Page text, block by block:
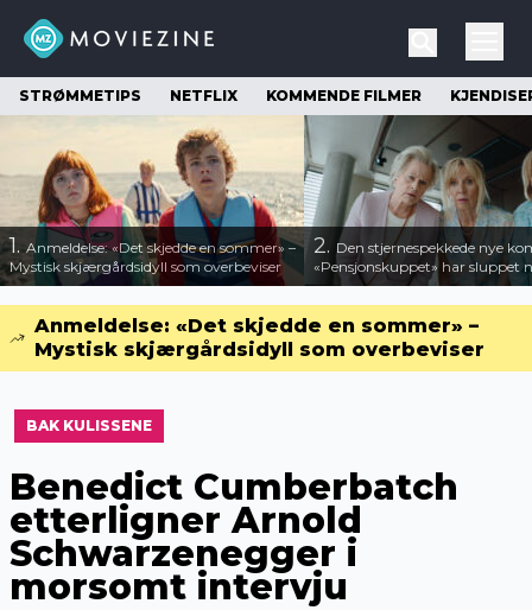
STRØMMETIPS NETFLIX KOMMENDE FILMER
1.Anmeldelse: «Det skjedde en sommer» –
Mystisk skjærgårdsidyll som overbeviser
2. Den stjernespekkede nye
«Pensjonskuppet» har sluppet
Anmeldelse: «Det skjedde en sommer» –
Mystisk skjærgårdsidyll som overbeviser
BAK KULISSENE
Benedict Cumberbatch
etterligner Arnold
Schwarzenegger i
morsomt intervju